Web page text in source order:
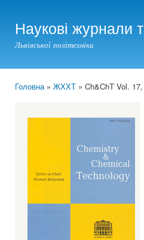
Наукові журнали
Львівської політехніки
Головна» ЖХХТ » Ch&ChT Vol.